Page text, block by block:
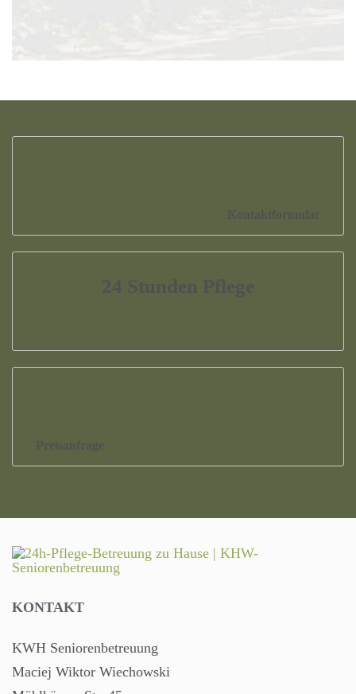
KONTAKT
KWH Seniorenbetreuung
Maciej Wiktor Wiechowski